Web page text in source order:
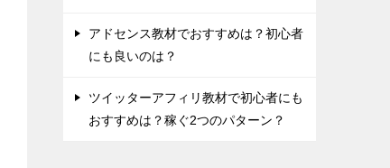
アドセンス教材でおすすめは？初心者
にも良いのは？
ツイッターアフィリ教材で初心者にも
おすすめは？稼ぐ2つのパターン？